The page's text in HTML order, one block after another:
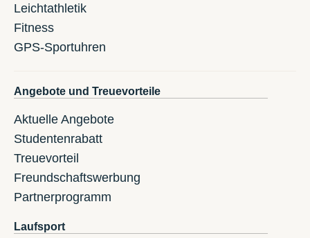
Leichtathletik
Fitness
GPS-Sportuhren
Angebote und Treuevorteile
Aktuelle Angebote
Studentenrabatt
Treuevorteil
Freundschaftswerbung
Partnerprogramm
Laufsport